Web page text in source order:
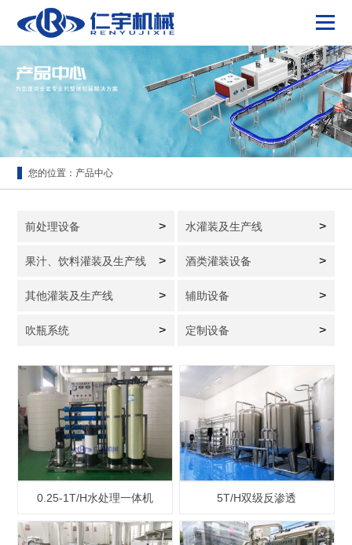
您的位置： 产品中心
前处理设备 > 水灌装及生产线 >
果汁、饮料灌装及生产线 > 酒类灌装设备 >
其他灌装及生产线 > 辅助设备 >
吹瓶系统 > 定制设备 >
0.25-1T/H水处理一体机 5T/H双级反渗透